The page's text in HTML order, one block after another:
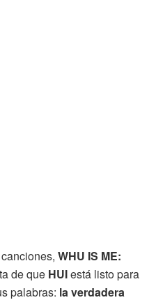
WHU IS ME:
de que HUIestá listo para
palabras: la verdadera